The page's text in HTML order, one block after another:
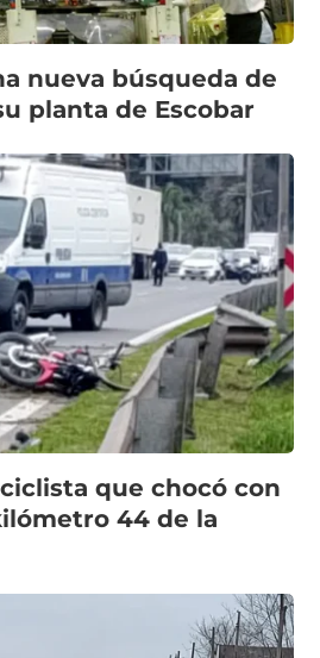
nueva búsqueda de
planta de Escobar
que chocó con
44 de la